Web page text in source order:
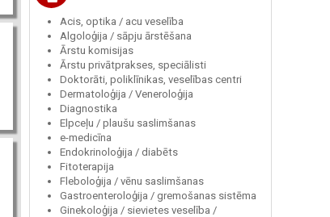
Acis, optika / acu veselība
Algoloģija / sāpju ārstēšana
Ārstu komisijas
Ārstu privātprakses, speciālisti
Doktorāti, poliklīnikas, veselības centri
Dermatoloģija / Veneroloģija
Diagnostika
Elpceļu / plaušu saslimšanas
e-medicīna
Endokrinoloģija / diabēts
Fitoterapija
Fleboloģija / vēnu saslimšanas
Gastroenteroloģija / gremošanas sistēma
Ginekoloģija / sievietes veselība /